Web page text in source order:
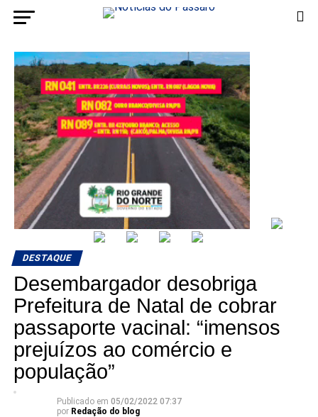
DESTAQUE
Desembargador desobriga
Prefeitura de Natal de cobrar
passaporte vacinal: “imensos
prejuízos ao comércio e
população”
Publicado em 05/02/2022 07:37
por Redação do blog